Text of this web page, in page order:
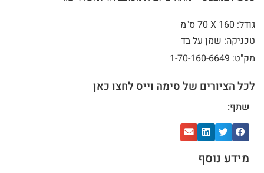
גודל: 160 X
70 ס"מ
טכניקה: שמן על בד
מק"ט: 1-70-160-6649
לכל הציורים של סימה וייס לחצו כאן
שתף:
מידע נוסף